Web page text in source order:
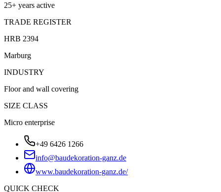
25+ years active
TRADE REGISTER
HRB 2394
Marburg
INDUSTRY
Floor and wall covering
SIZE CLASS
Micro enterprise
+49 6426 1266
info@baudekoration-ganz.de
www.baudekoration-ganz.de/
QUICK CHECK